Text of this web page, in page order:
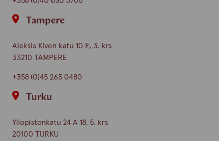
Tampere
Aleksis Kiven katu 10 E, 3. krs
33210 TAMPERE
+358 (0)45 265 0480
Turku
Yliopistonkatu 24 A 18, 5. krs
20100 TURKU